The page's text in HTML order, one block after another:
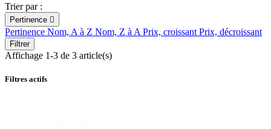
Trier par :
Pertinence 
Pertinence Nom, A à Z Nom, Z à A Prix, croissant Prix, décroissant
Filtrer
Affichage 1-3 de 3 article(s)
Filtres actifs